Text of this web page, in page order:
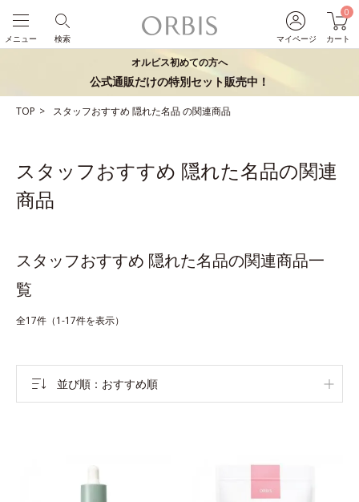
マイページ
0
カート
検索
メニュー
オルビス初めての方へ
公式通販だけの特別セット販売中！
TOP スタッフおすすめ 隠れた名品の関連商品
スタッフおすすめ 隠れた名品の関連
商品
スタッフおすすめ 隠れた名品の関連商品一
覧
全17件（1-17件を表示）
並び順 おすすめ順